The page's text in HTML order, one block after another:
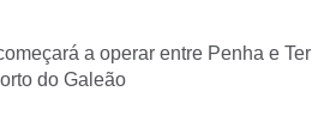
a operar entre Penha e
do Galeão